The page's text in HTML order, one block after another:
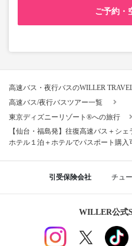
ご予約・
高速バス・夜行バスのWILLER
高速バス/夜行バスツアー一覧
東京ディズニーリゾート®への旅行
【仙台・福島発】往復高速バス＋シ
ホテル１泊＋ホテルでパスポート購入
引受保険会社 チュ
WILLER公式